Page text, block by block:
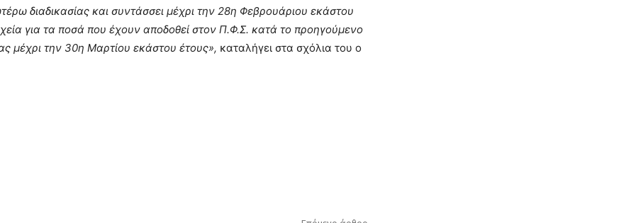
διαδικασίας και συντάσσει μέχρι την 28η Φεβρουάριου εκάστου
για τα ποσά που έχουν αποδοθεί στον Π.Φ.Σ. κατά το προηγούμενο
μέχρι την 30η Μαρτίου εκάστου έτους», καταλήγει στα σχόλια του ο